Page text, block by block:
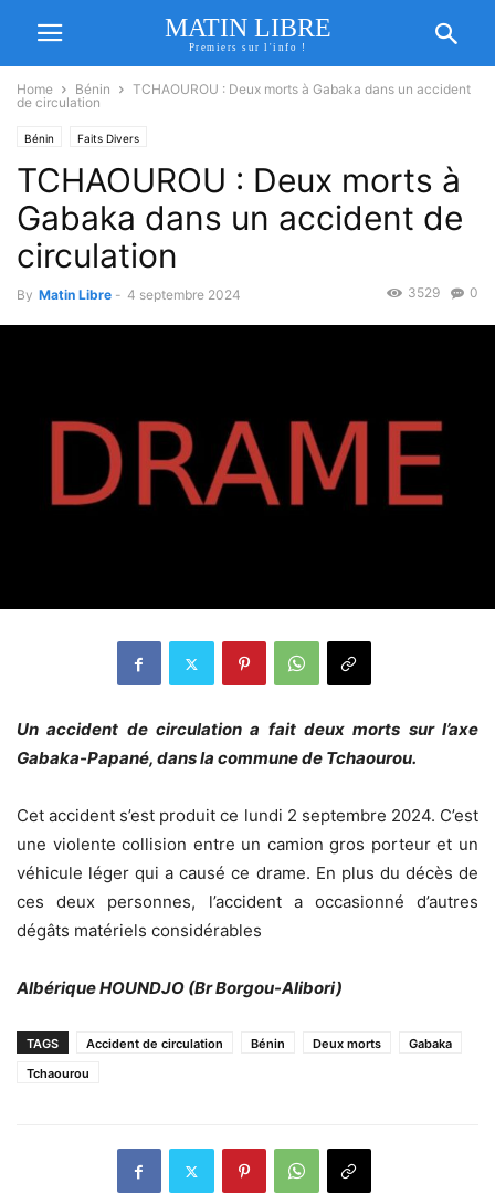
MATIN LIBRE
Premiers sur l'info !
Home Bénin
TCHAOUROU : Deux morts à Gabaka dans un accident
de circulation
Bénin Faits Divers
TCHAOUROU : Deux morts à
Gabaka dans un accident de
circulation
By Matin Libre - 4 septembre 2024 0
3529
Un accident de circulation a fait deux morts sur l’axe
Gabaka-Papané, dans la commune de Tchaourou.
Cet accident s’est produit ce lundi 2 septembre 2024. C’est
une violente collision entre un camion gros porteur et un
véhicule léger qui a causé ce drame. En plus du décès de
ces deux personnes, l’accident a occasionné d’autres
dégâts matériels considérables
Albérique HOUNDJO (Br Borgou-Alibori)
TAGS Accident de circulation Bénin Deux morts
Gabaka
Tchaourou